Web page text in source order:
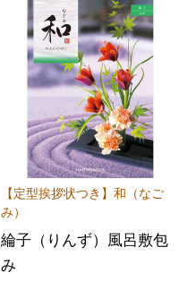
【定型挨拶状つき】和（なご
み）
綸子（りんず）風呂敷包
み